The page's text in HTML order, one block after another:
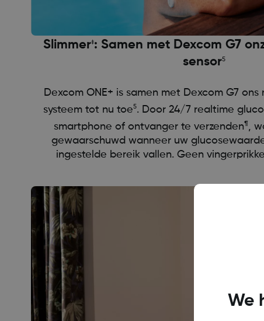
Slimmer‡: Samen met Dexcom G7
sensor5
Dexcom ONE+ is samen met Dexcom G7
systeem tot nu toe5. Door 24/7 realtime
smartphone of ontvanger te verzenden¶ ,
gewaarschuwd wanneer uw
ingestelde bereik vallen. Geen
We